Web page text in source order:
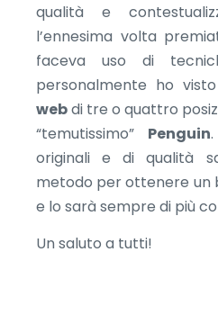
qualità e
l’ennesima volta
faceva uso di
personalmente ho
webdi tre o quattro
“temutissimo” Penguin
originali e di qualità
metodo per ottenere un
e lo sarà sempre di più
Un saluto a tutti!